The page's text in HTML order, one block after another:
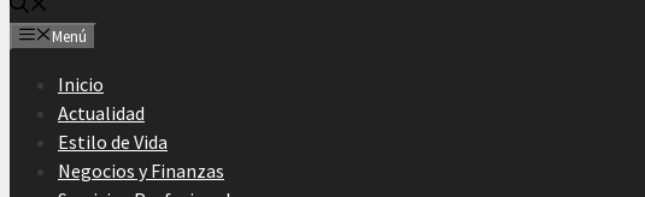
Menú
Inicio
Actualidad
Estilo de Vida
Negocios y Finanzas